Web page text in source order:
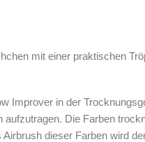
mit einer praktischen
Improver in der
Die Farben
dieser Farben wird